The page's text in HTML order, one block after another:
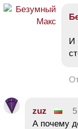
И
zuz
А почему